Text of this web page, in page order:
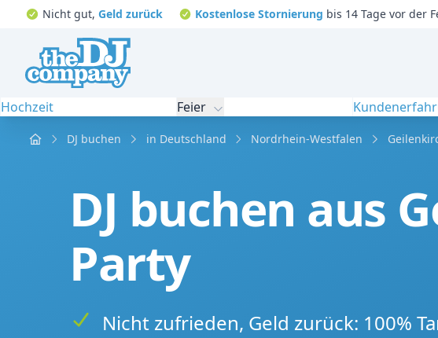
Nicht gut, Geld zurück Kostenlose Stornierung bis 14 Tage vor der
Hochzeit Feier
Home DJ buchen in Deutschland Nordrhein-Westfalen
DJ buchen aus
Party
Nicht zufrieden, Geld zurück: 100%